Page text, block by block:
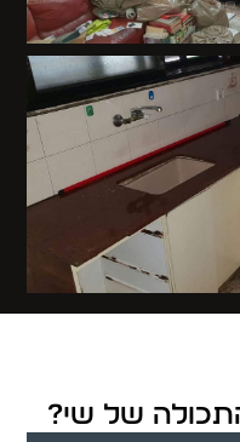
של שי?